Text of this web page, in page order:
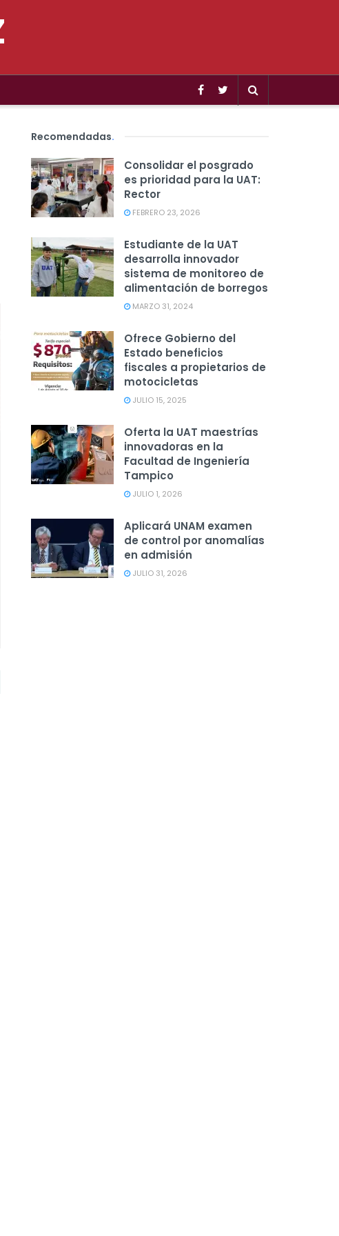
Recomendadas.
Consolidar el posgrado
es prioridad para la UAT:
Rector
FEBRERO 23, 2026
Estudiante de la UAT
desarrolla innovador
sistema de monitoreo de
alimentación de borregos
MARZO 31, 2024
Ofrece Gobierno del
Estado beneficios
fiscales a propietarios de
motocicletas
JULIO 15, 2025
Oferta la UAT maestrías
innovadoras en la
Facultad de Ingeniería
Tampico
JULIO 1, 2026
Aplicará UNAM examen
de control por anomalías
en admisión
JULIO 31, 2026